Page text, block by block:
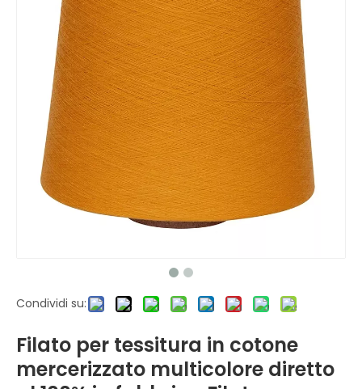
Condividi su:
Filato per tessitura in cotone
mercerizzato multicolore diretto